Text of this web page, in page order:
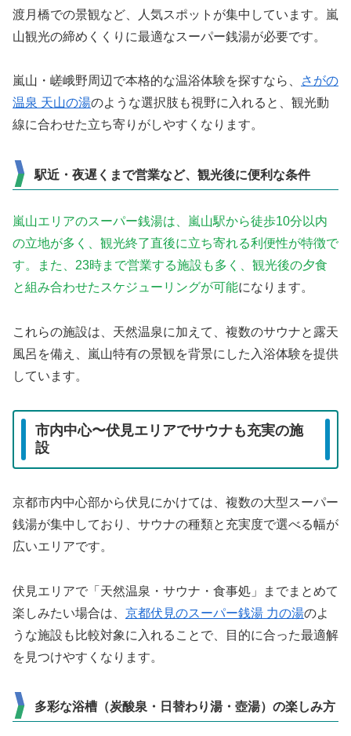
渡月橋での景観など、人気スポットが集中しています。嵐
山観光の締めくくりに最適なスーパー銭湯が必要です。
嵐山・嵯峨野周辺で本格的な温浴体験を探すなら、
さがの
温泉 天山の湯のような選択肢も視野に入れると、観光動
線に合わせた立ち寄りがしやすくなります。
駅近・夜遅くまで営業など、観光後に便利な条件
嵐山エリアのスーパー銭湯は、嵐山駅から徒歩10分以内
の立地が多く、観光終了直後に立ち寄れる利便性が特徴で
す。また、23時まで営業する施設も多く、観光後の夕食
と組み合わせたスケジューリングが可能になります。
これらの施設は、天然温泉に加えて、複数のサウナと露天
風呂を備え、嵐山特有の景観を背景にした入浴体験を提供
しています。
市内中心〜伏見エリアでサウナも充実の施
設
京都市内中心部から伏見にかけては、複数の大型スーパー
銭湯が集中しており、サウナの種類と充実度で選べる幅が
広いエリアです。
伏見エリアで「天然温泉・サウナ・食事処」までまとめて
楽しみたい場合は、 京都伏見のスーパー銭湯 力の湯のよ
うな施設も比較対象に入れることで、目的に合った最適解
を見つけやすくなります。
多彩な浴槽（炭酸泉・日替わり湯・壺湯）の楽しみ方